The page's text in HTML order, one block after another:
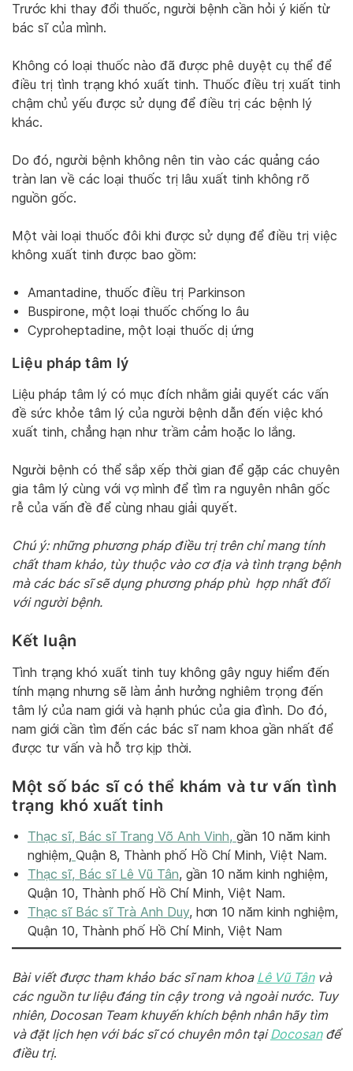
Trước khi thay đổi thuốc, người bệnh cần hỏi ý kiến từ
bác sĩ của mình.
Không có loại thuốc nào đã được phê duyệt cụ thể để
điều trị tình trạng khó xuất tinh. Thuốc điều trị xuất tinh
chậm chủ yếu được sử dụng để điều trị các bệnh lý
khác.
Do đó, người bệnh không nên tin vào các quảng cáo
tràn lan về các loại thuốc trị lâu xuất tinh không rõ
nguồn gốc.
Một vài loại thuốc đôi khi được sử dụng để điều trị việc
không xuất tinh được bao gồm:
Amantadine, thuốc điều trị Parkinson
Buspirone, một loại thuốc chống lo âu
Cyproheptadine, một loại thuốc dị ứng
Liệu pháp tâm lý
Liệu pháp tâm lý có mục đích nhằm giải quyết các vấn
đề sức khỏe tâm lý của người bệnh dẫn đến việc khó
xuất tinh, chẳng hạn như trầm cảm hoặc lo lắng.
Người bệnh có thể sắp xếp thời gian để gặp các chuyên
gia tâm lý cùng với vợ mình để tìm ra nguyên nhân gốc
rễ của vấn đề để cùng nhau giải quyết.
Chú ý: những phương pháp điều trị trên chỉ mang tính
chất tham khảo, tùy thuộc vào cơ địa và tình trạng bệnh
mà các bác sĩ sẽ dụng phương pháp phù hợp nhất đối
với người bệnh.
Kết luận
Tình trạng khó xuất tinh tuy không gây nguy hiểm đến
tính mạng nhưng sẽ làm ảnh hưởng nghiêm trọng đến
tâm lý của nam giới và hạnh phúc của gia đình. Do đó,
nam giới cần tìm đến các bác sĩ nam khoa gần nhất để
được tư vấn và hỗ trợ kịp thời.
Một số bác sĩ có thể khám và tư vấn tình
trạng khó xuất tinh
Thạc sĩ, Bác sĩ Trang Võ Anh Vinh, gần 10 năm kinh
nghiệm, Quận 8, Thành phố Hồ Chí Minh, Việt Nam.
Thạc sĩ, Bác sĩ Lê Vũ Tân, gần 10 năm kinh nghiệm,
Quận 10, Thành phố Hồ Chí Minh, Việt Nam.
Thạc sĩ Bác sĩ Trà Anh Duy, hơn 10 năm kinh nghiệm,
Quận 10, Thành phố Hồ Chí Minh, Việt Nam
Bài viết được tham khảo bác sĩ nam khoa Lê Vũ Tânvà
các nguồn tư liệu đáng tin cậy trong và ngoài nước. Tuy
nhiên, Docosan Team khuyến khích bệnh nhân hãy tìm
và đặt lịch hẹn với bác sĩ có chuyên môn tạiDocosanđể
điều trị.